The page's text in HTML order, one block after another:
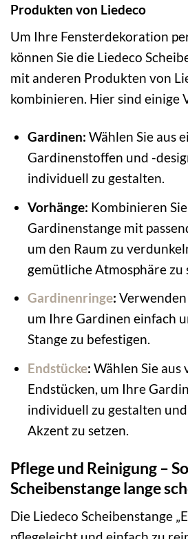
Produkten von Liedeco
Um Ihre Fensterdekoration
können Sie die Liedeco
mit anderen Produkten von
kombinieren. Hier sind einige
Gardinen: Wählen Sie aus
Gardinenstoffen und -
individuell zu gestalten.
Vorhänge: Kombinieren
Gardinenstange mit
um den Raum zu
gemütliche Atmosphäre zu
Gardinenringe:
um Ihre Gardinen einfach
Stange zu befestigen.
Endstücke: Wählen Sie aus
Endstücken, um Ihre
individuell zu gestalten
Akzent zu setzen.
Pflege und Reinigung –
Scheibenstange lange
Die Liedeco Scheibenstange